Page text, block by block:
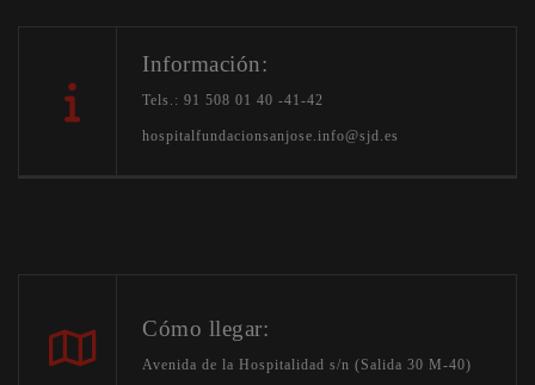
Información:
Tels.: 91 508 01 40 -41-42
hospitalfundacionsanjose.info@sjd.es
Cómo llegar:
Avenida de la Hospitalidad s/n (Salida 30 M-40)